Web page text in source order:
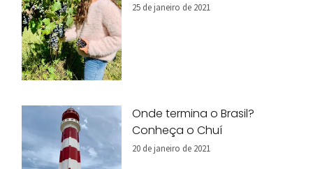
25 de janeiro de 2021
Onde termina o Brasil?
Conheça o Chuí
20 de janeiro de 2021